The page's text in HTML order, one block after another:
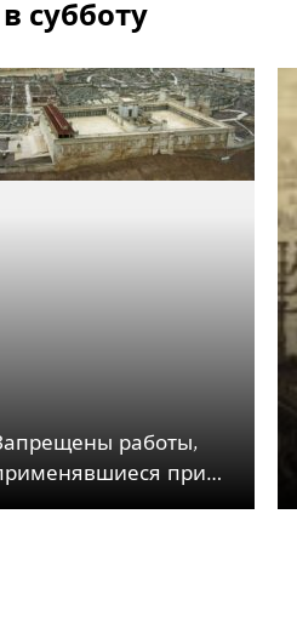
субботу
работы,
при
Скинии